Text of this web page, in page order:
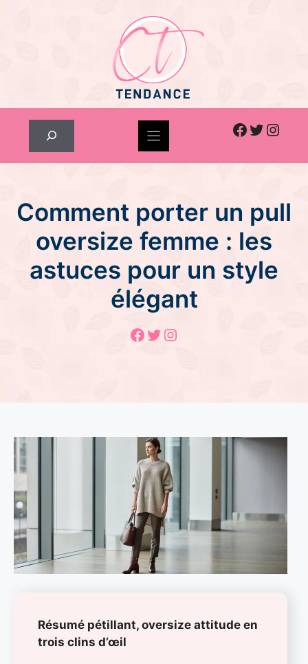
Facebook
Twitter
Comment porter un pull
oversize femme : les
astuces pour un style
élégant
Facebook
Twitter
Instagram
Résumé pétillant, oversize attitude en
trois clins d’œil